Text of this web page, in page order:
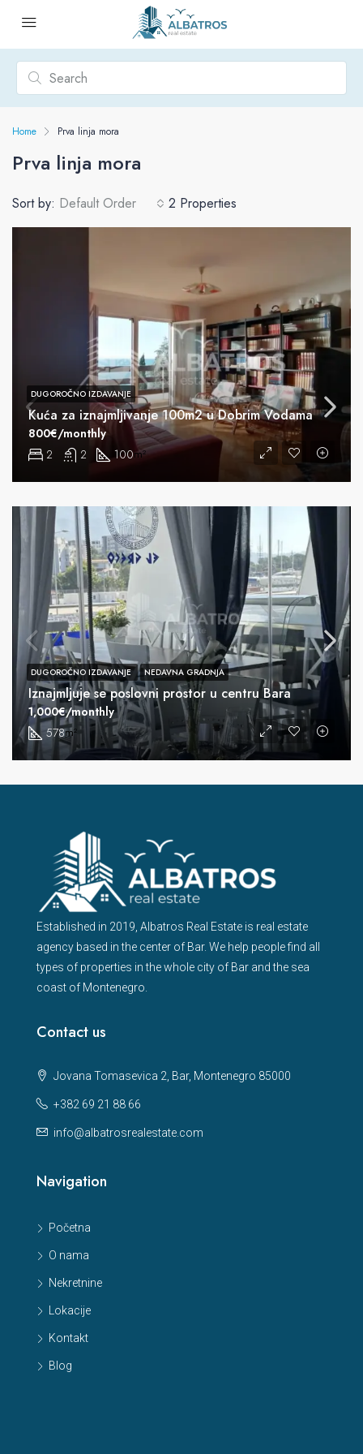
Home Prva linja mora
Prva linja mora
2 Properties
Sort by: Default Order
Kuća za iznajmljivanje 100m2 u Dobrim Vodama
2 2 100m²
800€/monthly
DUGOROČNO IZDAVANJE
Iznajmljuje se poslovni prostor u centru Bara
578m²
1,000€/monthly
DUGOROČNO IZDAVANJE NEDAVNA GRADNJA
Established in 2019, Albatros Real Estate is real estate
agency based in the center of Bar. We help people find all
types of properties in the whole city of Bar and the sea
coast of Montenegro.
Contact us
Jovana Tomasevica 2, Bar, Montenegro 85000
+382 69 21 88 66
info@albatrosrealestate.com
Navigation
Početna
O nama
Nekretnine
Lokacije
Kontakt
Blog